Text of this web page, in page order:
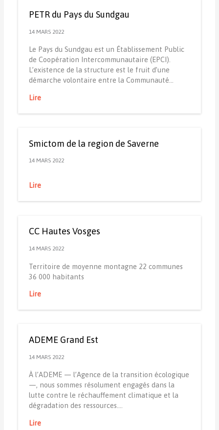
PETR du Pays du Sundgau
14 MARS 2022
Le Pays du Sundgau est un Établissement Public
de Coopération Intercommunautaire (EPCI).
L’existence de la structure est le fruit d’une
démarche volontaire entre la Communauté…
Lire
Smictom de la region de Saverne
14 MARS 2022
Lire
CC Hautes Vosges
14 MARS 2022
Territoire de moyenne montagne 22 communes
36 000 habitants
Lire
ADEME Grand Est
14 MARS 2022
À l’ADEME — l’Agence de la transition écologique
—, nous sommes résolument engagés dans la
lutte contre le réchauffement climatique et la
dégradation des ressources.…
Lire